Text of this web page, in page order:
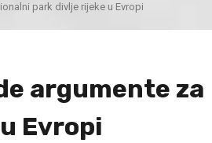
park divlje rijeke u Evropi
argumente za
Evropi